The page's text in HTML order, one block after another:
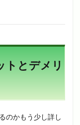
トとデメリ
のかもう少し詳し